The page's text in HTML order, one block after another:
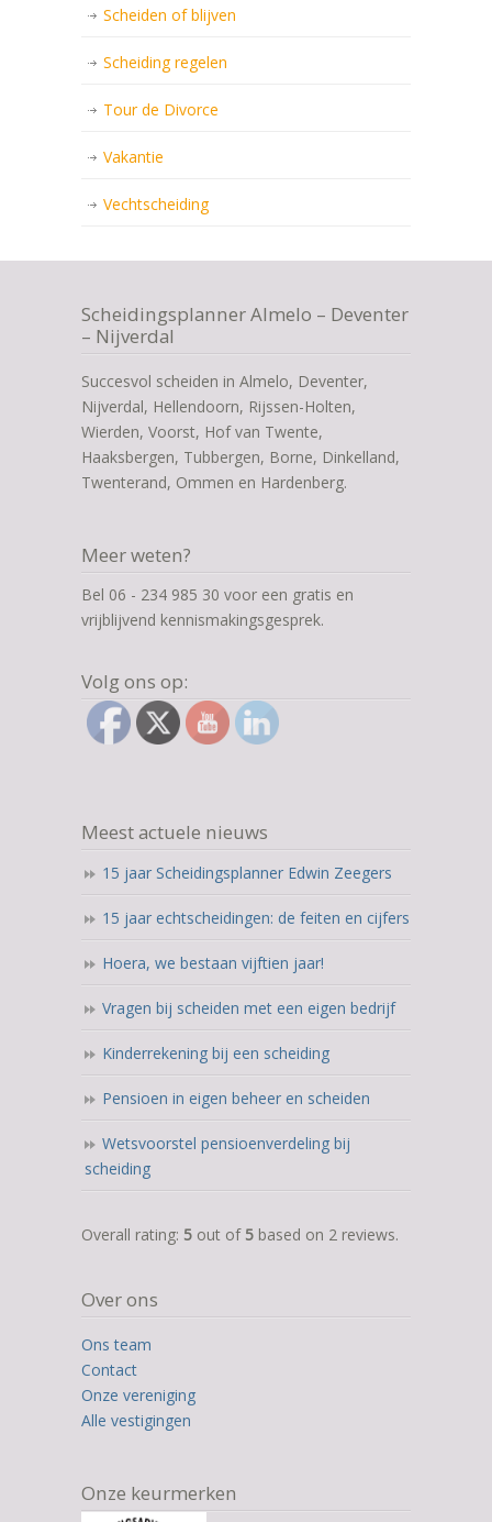
Scheiden of blijven
Scheiding regelen
Tour de Divorce
Vakantie
Vechtscheiding
Scheidingsplanner Almelo – Deventer
– Nijverdal
Succesvol scheiden in Almelo, Deventer,
Nijverdal, Hellendoorn, Rijssen-Holten,
Wierden, Voorst, Hof van Twente,
Haaksbergen, Tubbergen, Borne, Dinkelland,
Twenterand, Ommen en Hardenberg.
Meer weten?
Bel 06 - 234 985 30 voor een gratis en
vrijblijvend kennismakingsgesprek.
Volg ons op:
Meest actuele nieuws
15 jaar Scheidingsplanner Edwin Zeegers
15 jaar echtscheidingen: de feiten en cijfers
Hoera, we bestaan vijftien jaar!
Vragen bij scheiden met een eigen bedrijf
Kinderrekening bij een scheiding
Pensioen in eigen beheer en scheiden
Wetsvoorstel pensioenverdeling bij
scheiding
5,0
on
12.345
ratings
Overall rating: 5 out of 5 based on 2 reviews.
Over ons
Ons team
Contact
Onze vereniging
Alle vestigingen
Onze keurmerken